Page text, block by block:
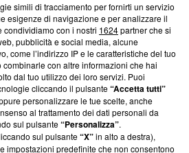
trasparenti su Blasting
editoriali e su come ci impegniamo a
afferma la nostra aderenza a
Integrity’Blasting News non è
ma ha richiesto di farne
ancora effettuato una verifica di
simili di tracciamento per fornirti un servizio
esigenze di navigazione e per analizzare il
condividiamo con i nostri 1624partner che si
pubblicità e social media, alcune
come l’indirizzo IP e le caratteristiche del tuo
con altre informazioni che hai
dal tuo utilizzo dei loro servizi. Puoi
cliccando il pulsante“Accetta tutti”
personalizzare le tue scelte, anche
al trattamento dei dati personali da
sul pulsante“Personalizza”.
sul pulsante“X”in alto a destra),
impostazioni predefinite che non consentono